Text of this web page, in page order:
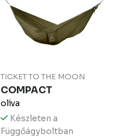
TICKET TO THE MOON
COMPACT
oliva
Készleten a
Függőágyboltban